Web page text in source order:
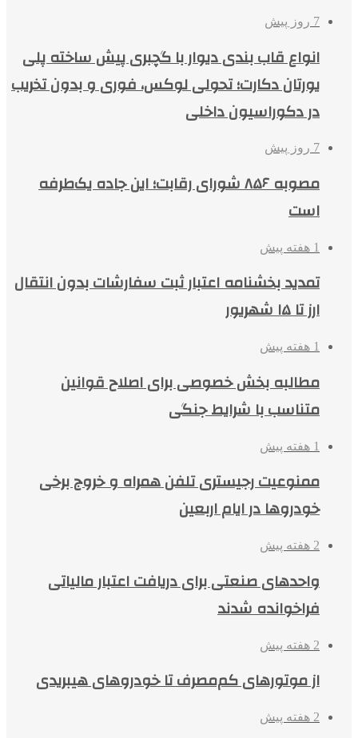
7 روز پیش
انواع قاب بندی دیوار با گچبری پیش ساخته پلی
یورتان دکارت؛ تحولی لوکس، فوری و بدون تخریب
در دکوراسیون داخلی
7 روز پیش
مصوبه ۸۵۶ شورای رقابت؛ این جاده یک‌طرفه
است
1 هفته پیش
تمدید بخشنامه اعتبار ثبت سفارشات بدون انتقال
ارز تا ۱۵ شهریور
1 هفته پیش
مطالبه بخش خصوصی برای اصلاح قوانین
متناسب با شرایط جنگی
1 هفته پیش
ممنوعیت رجیستری تلفن همراه و خروج برخی
خودروها در ایام اربعین
2 هفته پیش
واحدهای صنعتی برای دریافت اعتبار مالیاتی
فراخوانده شدند
2 هفته پیش
از موتورهای کم‌مصرف تا خودروهای هیبریدی
2 هفته پیش